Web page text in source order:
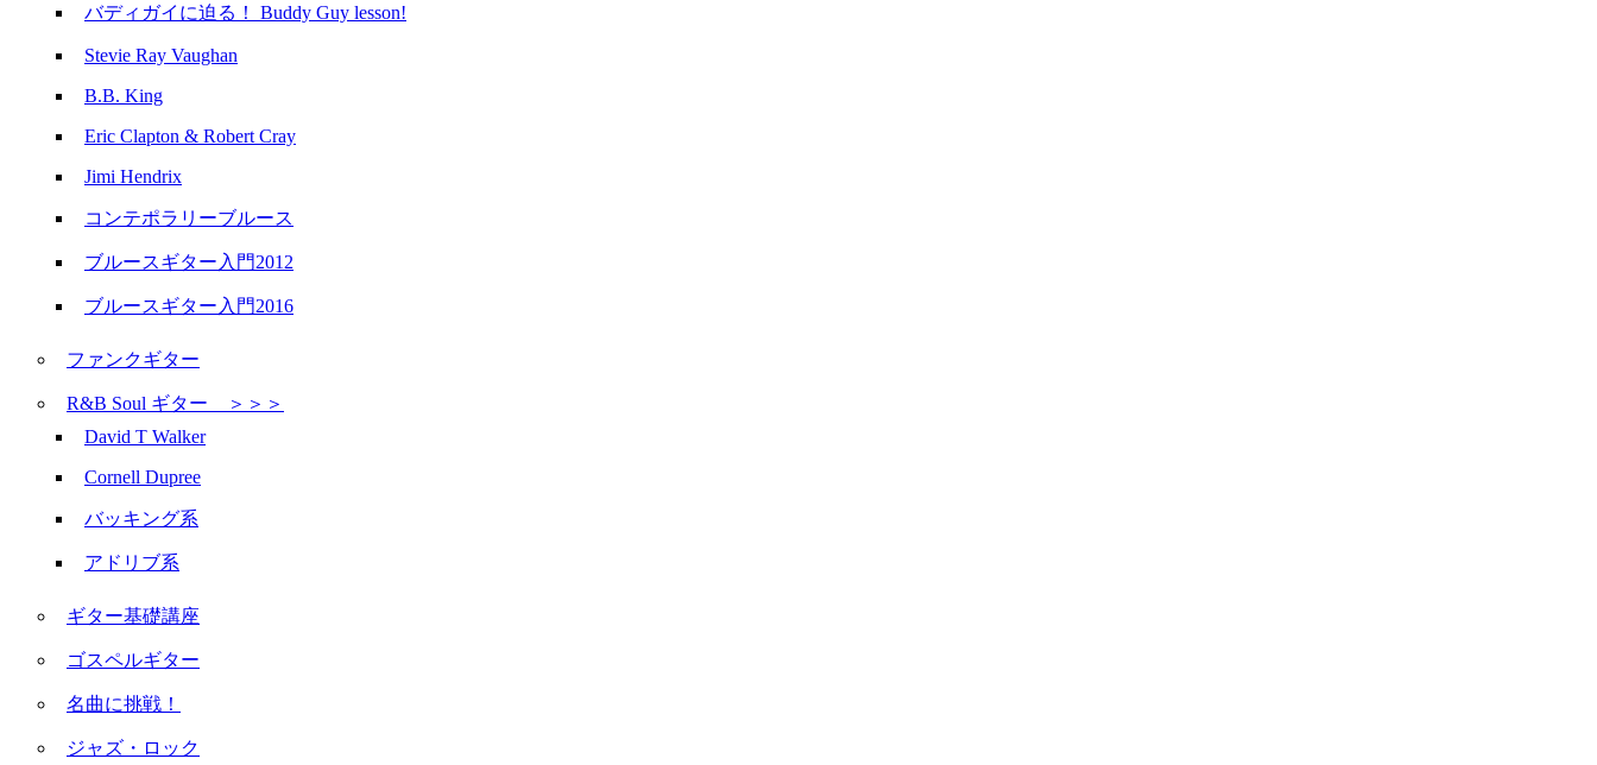
バディガイに迫る！ Buddy Guy lesson!
Stevie Ray Vaughan
B.B. King
Eric Clapton & Robert Cray
Jimi Hendrix
コンテポラリーブルース
ブルースギター入門2012
ブルースギター入門2016
ファンクギター
R&B Soul ギター ＞＞＞
David T Walker
Cornell Dupree
バッキング系
アドリブ系
ギター基礎講座
ゴスペルギター
名曲に挑戦！
ジャズ・ロック